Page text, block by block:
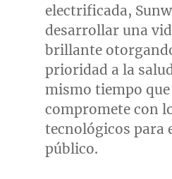
electrificada,
desarrollar una
brillante
prioridad a la
mismo tiempo que
compromete con
tecnológicos para
público.